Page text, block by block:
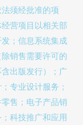
须经批准的项
营项目以相关部
；信息系统集成
销售需要许可的
出版发行）；广
专业设计服务；
售；电子产品销
科技推广和应用